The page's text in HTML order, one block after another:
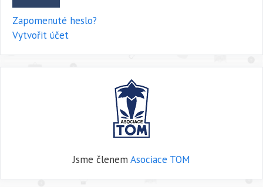
Zapomenuté heslo?
Vytvořit účet
Jsme členem Asociace TOM